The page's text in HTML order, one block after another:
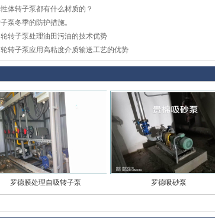
体转子泵都有什么材质的？
泵冬季的防护措施。
转子泵处理油田污油的技术优势
转子泵应用高粘度介质输送工艺的优势
罗德膜处理自吸转子泵 罗德吸砂泵